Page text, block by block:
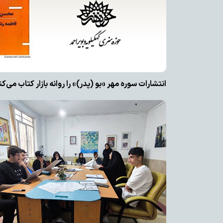
انتشارات سوره مهر «بو (پدر)» را روانه بازار کتاب